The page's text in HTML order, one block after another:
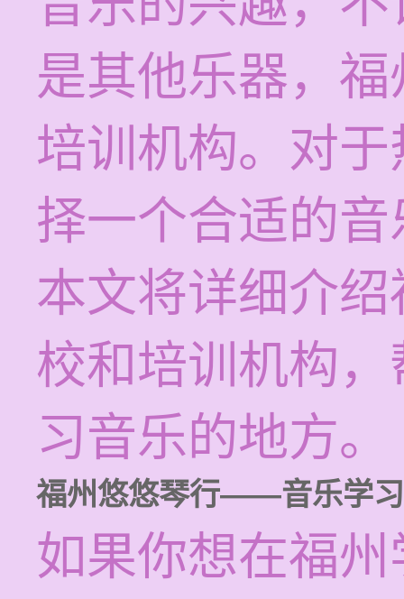
是其他乐器，
培训机构。对
择一个合适的
本文将详细介
校和培训机构
习音乐的地方。
福州悠悠琴行——音乐学
如果你想在福